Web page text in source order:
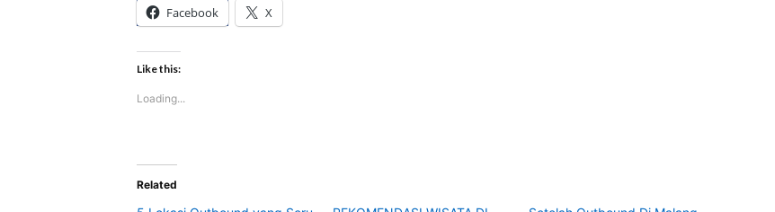
Facebook X
Like this:
Loading...
Related